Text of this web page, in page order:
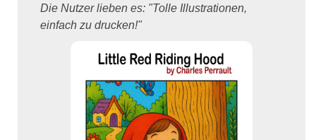
Die Nutzer lieben es: "Tolle Illustrationen,
einfach zu drucken!"